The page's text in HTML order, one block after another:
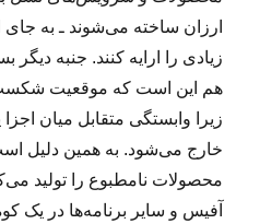
ارزان ساخته‌ می‌شوند ـ به جای
زیادی را ارایه کنند. جنبه دیگر
هم این است که موقعیت شکست
زیرا وابستگی متقابل میان
خارج می‌شود. به همین دلیل
محصولات نامطبوع را تولید
آفیس و سایر برنامه‌ها در یک